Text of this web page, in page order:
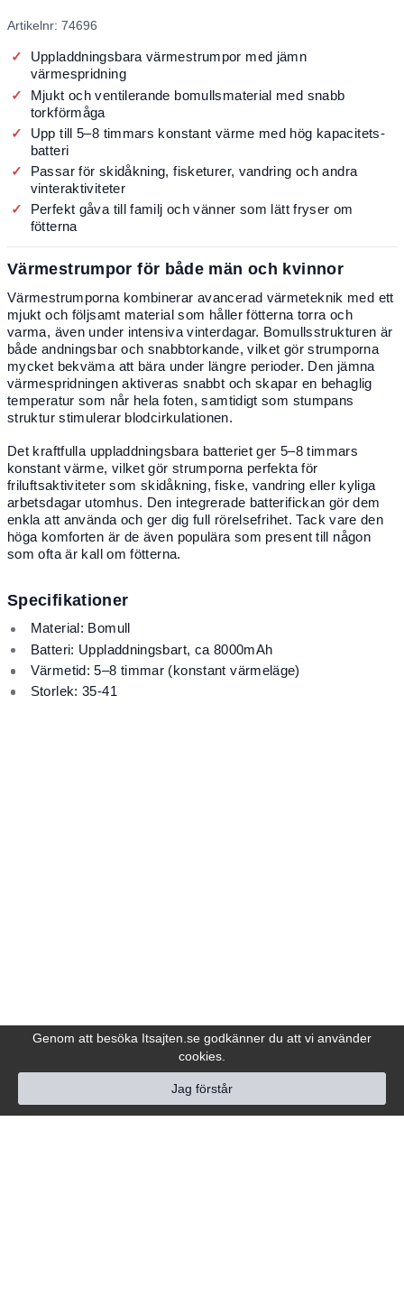
Genom att besöka Itsajten.se godkänner du att vi använder
cookies.
Jag förstår
Artikelnr: 74696
Uppladdningsbara värmestrumpor med jämn
värmespridning
Mjukt och ventilerande bomullsmaterial med snabb
torkförmåga
Upp till 5–8 timmars konstant värme med hög kapacitets-
batteri
Passar för skidåkning, fisketurer, vandring och andra
vinteraktiviteter
Perfekt gåva till familj och vänner som lätt fryser om
fötterna
Värmestrumpor för både män och kvinnor
Värmestrumporna kombinerar avancerad värmeteknik med ett
mjukt och följsamt material som håller fötterna torra och
varma, även under intensiva vinterdagar. Bomullsstrukturen är
både andningsbar och snabbtorkande, vilket gör strumporna
mycket bekväma att bära under längre perioder. Den jämna
värmespridningen aktiveras snabbt och skapar en behaglig
temperatur som når hela foten, samtidigt som stumpans
struktur stimulerar blodcirkulationen.
Det kraftfulla uppladdningsbara batteriet ger 5–8 timmars
konstant värme, vilket gör strumporna perfekta för
friluftsaktiviteter som skidåkning, fiske, vandring eller kyliga
arbetsdagar utomhus. Den integrerade batterifickan gör dem
enkla att använda och ger dig full rörelsefrihet. Tack vare den
höga komforten är de även populära som present till någon
som ofta är kall om fötterna.
Specifikationer
Material: Bomull
Batteri: Uppladdningsbart, ca 8000mAh
Värmetid: 5–8 timmar (konstant värmeläge)
Storlek: 35-41